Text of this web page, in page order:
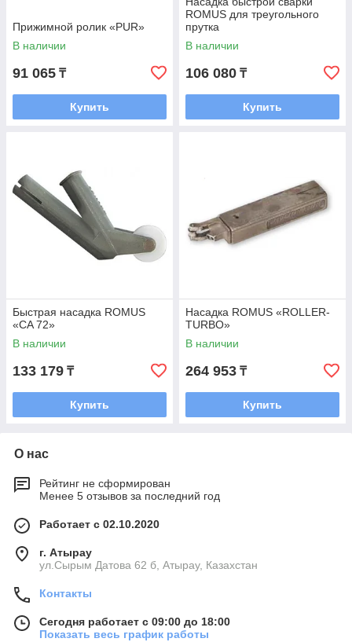
Прижимной ролик «PUR»
В наличии
91 065 ₸
Купить
ROMUS для треугольного
прутка
В наличии
106 080 ₸
Купить
Быстрая насадка ROMUS
«CA 72»
В наличии
133 179 ₸
Купить
Насадка ROMUS «ROLLER-
TURBO»
В наличии
264 953 ₸
Купить
О нас
Рейтинг не сформирован
Менее 5 отзывов за последний год
Работает с 02.10.2020
г. Атырау
ул.Сырым Датова 62 б, Атырау, Казахстан
Контакты
Сегодня работает с 09:00 до 18:00
Показать весь график работы